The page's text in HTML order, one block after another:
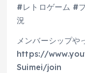
#レトロゲーム #
況
メンバーシップや
https://
Suimei/join